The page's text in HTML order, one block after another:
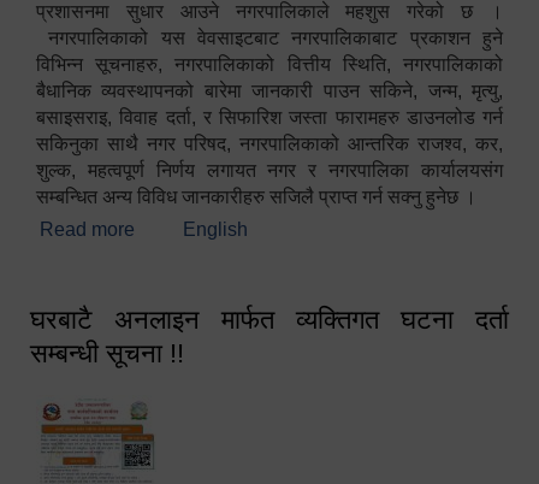
प्रशासनमा सुधार आउने नगरपालिकाले महशुस गरेको छ ।
नगरपालिकाको यस वेवसाइटबाट नगरपालिकाबाट प्रकाशन हुने
विभिन्न सूचनाहरु, नगरपालिकाको वित्तीय स्थिति, नगरपालिकाको
बैधानिक व्यवस्थापनको बारेमा जानकारी पाउन सकिने, जन्म, मृत्यु,
बसाइसराइ, विवाह दर्ता, र सिफारिश जस्ता फारामहरु डाउनलोड गर्न
सकिनुका साथै नगर परिषद, नगरपालिकाको आन्तरिक राजश्व, कर,
शुल्क, महत्वपूर्ण निर्णय लगायत नगर र नगरपालिका कार्यालयसंग
सम्बन्धित अन्य विविध जानकारीहरु सजिलै प्राप्त गर्न सक्नु हुनेछ ।
Read more about स्वागतम!!!
English
घरबाटै अनलाइन मार्फत व्यक्तिगत घटना दर्ता
सम्बन्धी सूचना !!